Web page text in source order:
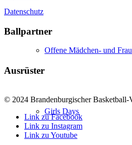
Offene Mädchen- und
Girls Days
Datenschutz
Ballpartner
Ausrüster
© 2024 Brandenburgischer Basketball-
Link zu Facebook
Link zu Instagram
Link zu Youtube